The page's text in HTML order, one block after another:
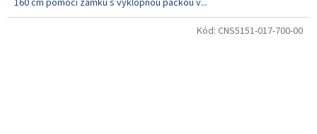
Kód: CNS5151-017-700-00